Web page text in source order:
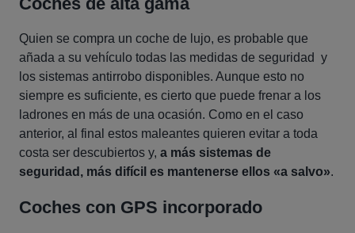
Quien se compra un coche de lujo, es probable que
añada a su vehículo todas las medidas de seguridad y
los sistemas antirrobo disponibles. Aunque esto no
siempre es suficiente, es cierto que puede frenar a los
ladrones en más de una ocasión. Como en el caso
anterior, al final estos maleantes quieren evitar a toda
costa ser descubiertos y, a más sistemas de
seguridad, más difícil es mantenerse ellos «a salvo».
Coches con GPS incorporado